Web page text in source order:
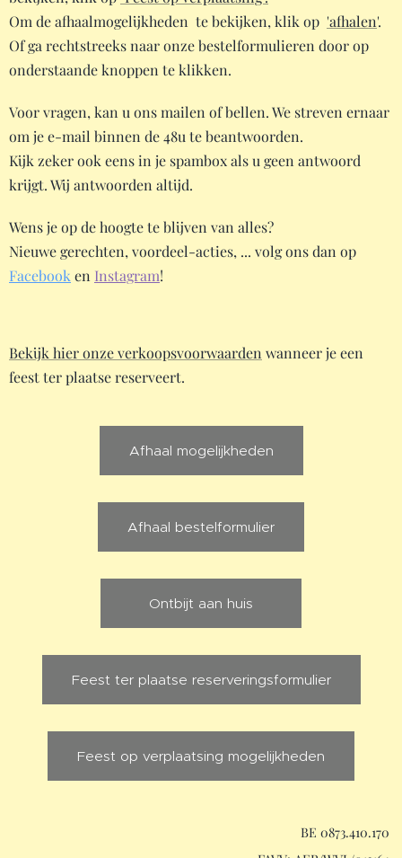
Om de afhaalmogelijkheden te bekijken, klik op 'afhalen'.
Of ga rechtstreeks naar onze bestelformulieren door op
onderstaande knoppen te klikken.
Voor vragen, kan u ons mailen of bellen. We streven ernaar
om je e-mail binnen de 48u te beantwoorden.
Kijk zeker ook eens in je spambox als u geen antwoord
krijgt. Wij antwoorden altijd.
Wens je op de hoogte te blijven van alles?
Nieuwe gerechten, voordeel-acties, ... volg ons dan op
Facebook en Instagram!
Bekijk hier onze verkoopsvoorwaarden wanneer je een
feest ter plaatse reserveert.
Afhaal mogelijkheden
Afhaal bestelformulier
Ontbijt aan huis
Feest ter plaatse reserveringsformulier
Feest op verplaatsing mogelijkheden
BE 0873.410.170